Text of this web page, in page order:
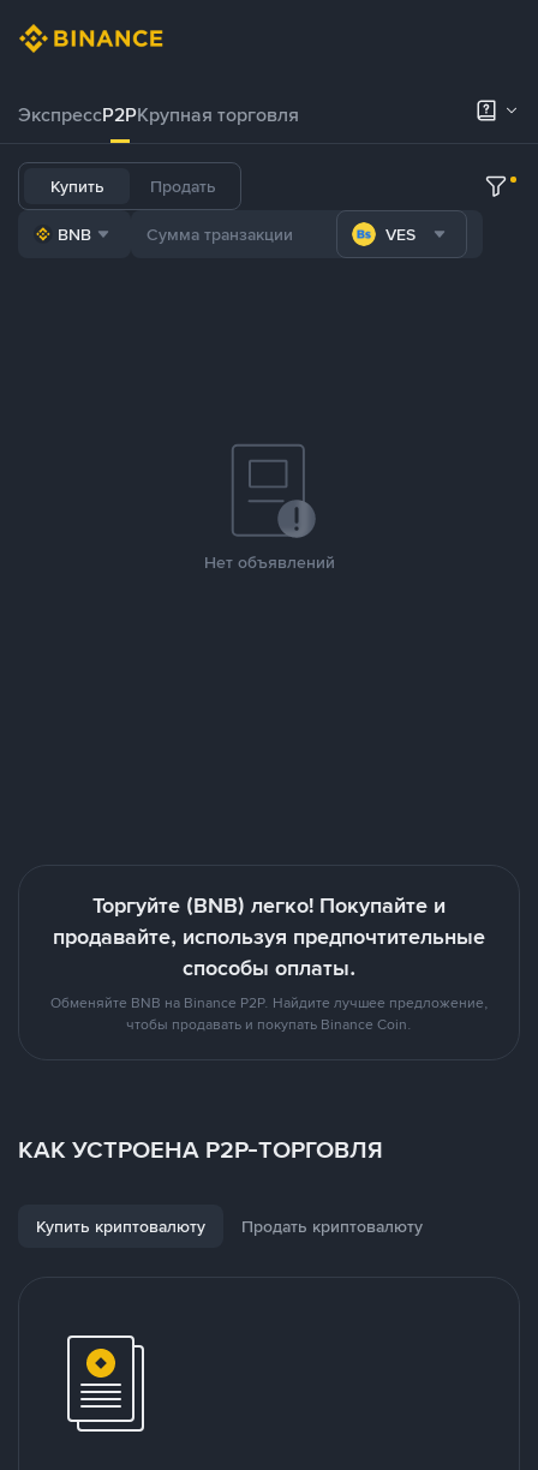
ЭкспрессP2PКрупная торговля
Купить Продать
BNB VES
Нет объявлений
Торгуйте (BNB) легко! Покупайте и
продавайте, используя предпочтительные
способы оплаты.
Обменяйте BNB на Binance P2P. Найдите лучшее предложение,
чтобы продавать и покупать Binance Coin.
КАК УСТРОЕНА P2P-ТОРГОВЛЯ
Купить криптовалюту Продать криптовалюту